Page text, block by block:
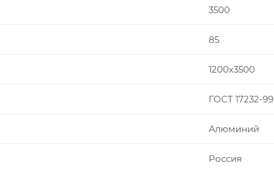
3500
85
1200х3500
ГОСТ 17232-99
Алюминий
Россия